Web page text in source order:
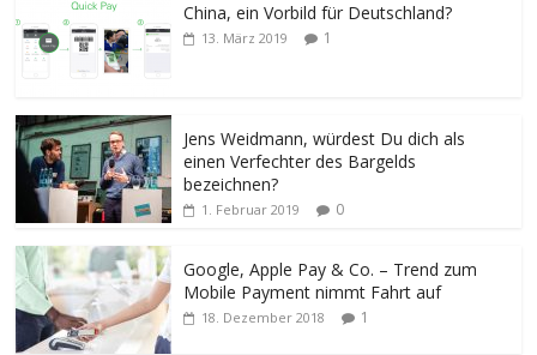
China, ein Vorbild für Deutschland?
13. März 2019 1
Jens Weidmann, würdest Du dich als
einen Verfechter des Bargelds
bezeichnen?
1. Februar 2019 0
Google, Apple Pay & Co. – Trend zum
Mobile Payment nimmt Fahrt auf
18. Dezember 2018 1